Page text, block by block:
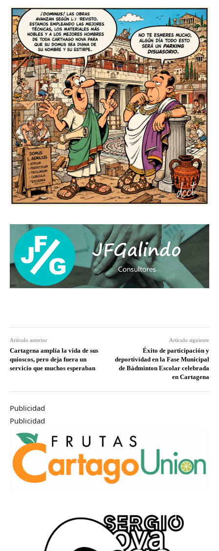
Artículo anterior
Cartagena amplía la vida de sus
quioscos, pero deja fuera un
servicio que muchos esperaban
Artículo siguiente
Éxito de participación y
deportividad en la Fase Municipal
de Bádminton Escolar celebrada
en Cartagena
Publicidad
Publicidad